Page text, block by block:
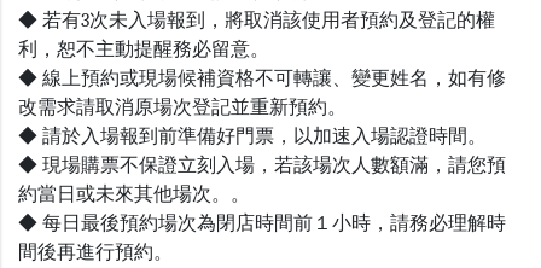
◆ 若有3次未入場報到，將取消該使用者預約及登記的權
利，恕不主動提醒務必留意。
◆ 線上預約或現場候補資格不可轉讓、變更姓名，如有修
改需求請取消原場次登記並重新預約。
◆ 請於入場報到前準備好門票，以加速入場認證時間。
◆ 現場購票不保證立刻入場，若該場次人數額滿，請您預
約當日或未來其他場次。。
◆ 每日最後預約場次為閉店時間前１小時，請務必理解時
間後再進行預約。